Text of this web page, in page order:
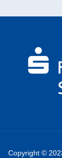
Copyright ©